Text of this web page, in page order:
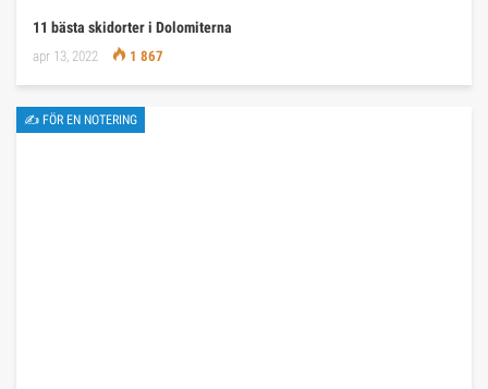
11 bästa skidorter i Dolomiterna
apr 13, 2022 1 867
✍ FÖR EN NOTERING